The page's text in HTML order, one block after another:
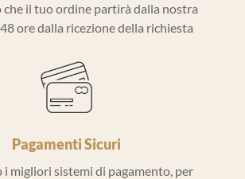
il tuo ordine partirà dalla nostra
ore dalla ricezione della richiesta
Pagamenti Sicuri
i migliori sistemi di pagamento, per